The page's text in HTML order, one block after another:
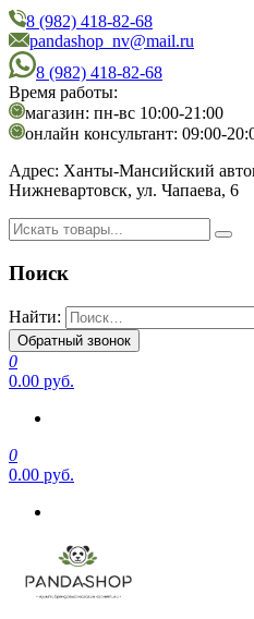
PandaShop
Интернет-магазин косметики
8 (982) 418-82-68
pandashop_nv@mail.ru
8 (982) 418-82-68
Время работы:
магазин: пн-вс 10:00-21:00
онлайн консультант: 09:00-
Адрес: Ханты-Мансийский
Нижневартовск, ул. Чапаева, 6
Поиск
Найти:
Обратный звонок
0
0.00 руб.
0
0.00 руб.